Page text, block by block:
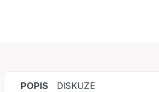
POPIS DISKUZE